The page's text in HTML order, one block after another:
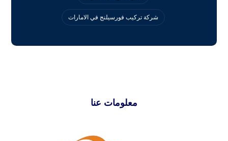
‏شركة تركيب فورسيلنج في الامارات
معلومات عنا